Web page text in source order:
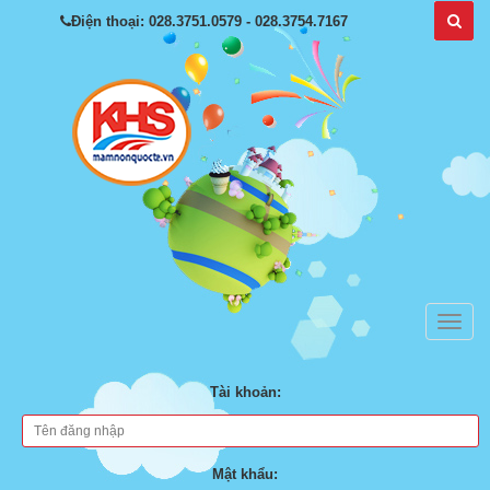
Điện thoại: 028.3751.0579 - 028.3754.7167
Tài khoản:
Mật khẩu: